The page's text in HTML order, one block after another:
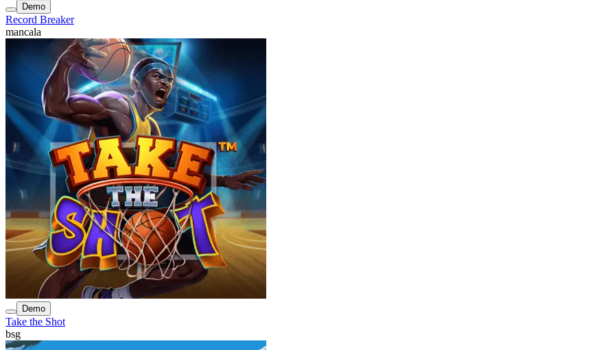
Demo
Record Breaker
mancala
Demo
Take the Shot
bsg